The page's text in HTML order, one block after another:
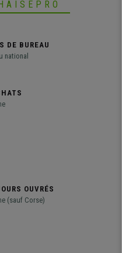
DE BUREAU
national
OUVRÉS
(sauf Corse)